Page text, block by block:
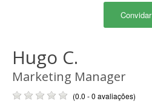
Convidar
Hugo C.
Marketing Manager
(0.0 - 0 avaliações)